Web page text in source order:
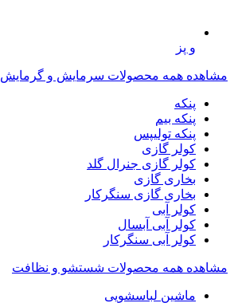
و پز
مشاهده همه محصولات سرمایش و گرمایش
پنکه
پنکه بیم
پنکه تولیپس
کولر گازی
کولر گازی جنرال گلد
بخاری گازی
بخاری گازی سنگرکار
کولر آبی
کولر آبی آبسال
کولر آبی سنگرکار
مشاهده همه محصولات شستشو و نظافت
ماشین لباسشویی